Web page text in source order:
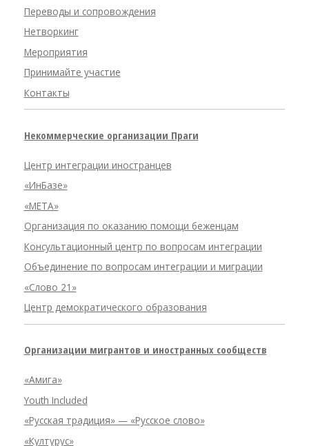
Переводы и сопровождения
Нетворкинг
Мероприятия
Принимайте участие
Контакты
Некоммерческие организации Праги
Центр интеграции иностранцев
«ИнБазе»
«META»
Организация по оказанию помощи беженцам
Консультационный центр по вопросам интеграции
Объединение по вопросам интеграции и миграции
«Слово 21»
Центр демократического образования
Организации мигрантов и иностранных сообществ
«Амига»
Youth Included
«Русская традиция» — «Русское слово»
«Културус»